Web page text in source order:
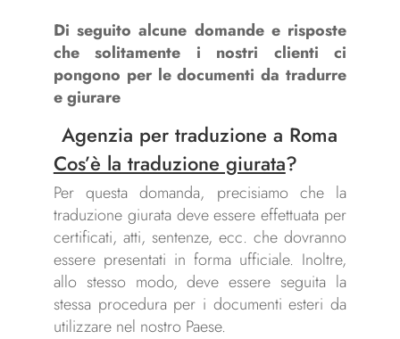
Di seguito alcune domande e risposte
che solitamente i nostri clienti ci
pongono per le documenti da tradurre
e giurare
Agenzia per traduzione a Roma
Cos’è la traduzione giurata?
Per questa domanda, precisiamo che la
traduzione giurata deve essere effettuata per
certificati, atti, sentenze, ecc. che dovranno
essere presentati in forma ufficiale. Inoltre,
allo stesso modo, deve essere seguita la
stessa procedura per i documenti esteri da
utilizzare nel nostro Paese.